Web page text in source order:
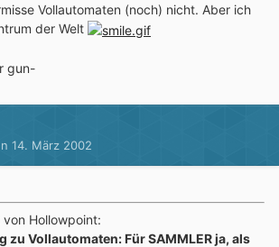
Vollautomaten (noch) nicht. Aber ich
der Welt
gun-
14. März 2002
Hollowpoint:
zu Vollautomaten: Für SAMMLER ja, als